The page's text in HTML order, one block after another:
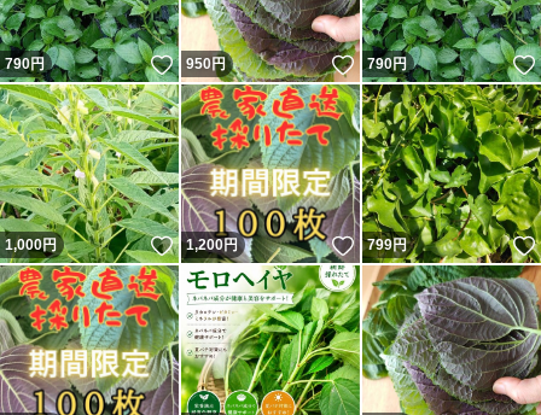
790円 いいね！
950円 いいね！
790円
1,000円 いいね！
1,200円 いいね！
799円